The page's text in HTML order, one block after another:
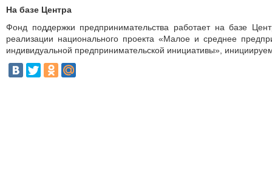
На базе Центра
Фонд поддержки предпринимательства работает на базе
реализации национального проекта «Малое и среднее
индивидуальной предпринимательской инициативы»,